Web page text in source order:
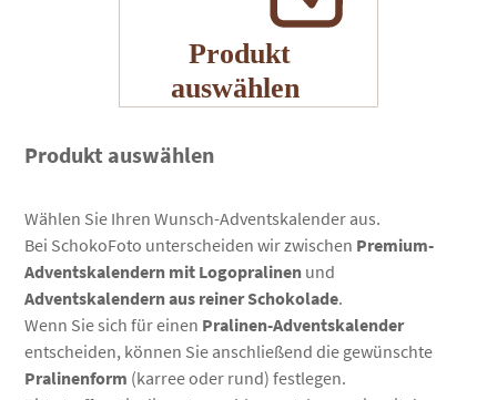
Produkt auswählen
Wählen Sie Ihren Wunsch-Adventskalender aus.
Bei SchokoFoto unterscheiden wir zwischen Premium-
Adventskalendern mit Logopralinen und
Adventskalendern aus reiner Schokolade.
Wenn Sie sich für einen Pralinen-Adventskalender
entscheiden, können Sie anschließend die gewünschte
Pralinenform (karree oder rund) festlegen.